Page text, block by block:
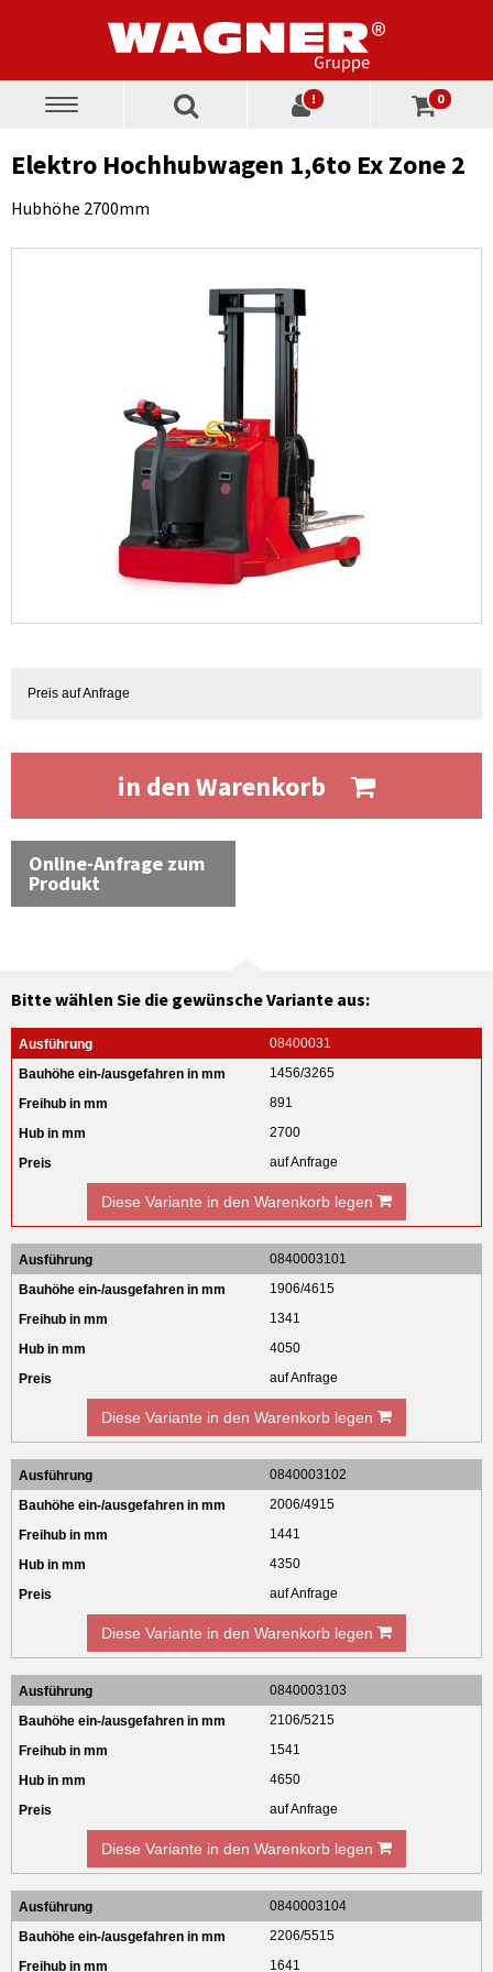
Toggle
! 0
Elektro Hochhubwagen 1,6to Ex Zone 2
Hubhöhe 2700mm
Preis auf Anfrage
in den Warenkorb
Online-Anfrage zum
Produkt
Bitte wählen Sie die gewünsche Variante aus:
08400031
1456/3265
891
2700
auf Anfrage
Diese Variante in den Warenkorb legen
0840003101
1906/4615
1341
4050
auf Anfrage
Diese Variante in den Warenkorb legen
0840003102
2006/4915
1441
4350
auf Anfrage
Diese Variante in den Warenkorb legen
0840003103
2106/5215
1541
4650
auf Anfrage
Diese Variante in den Warenkorb legen
0840003104
2206/5515
1641